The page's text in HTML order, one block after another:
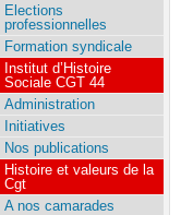
Elections
professionnelles
Formation syndicale
Institut d’Histoire
Sociale CGT 44
Administration
Initiatives
Nos publications
Histoire et valeurs de la
Cgt
A nos camarades